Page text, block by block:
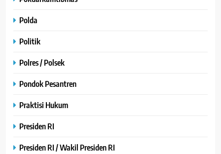
Polda
Politik
Polres / Polsek
Pondok Pesantren
Praktisi Hukum
Presiden RI
Presiden RI / Wakil Presiden RI